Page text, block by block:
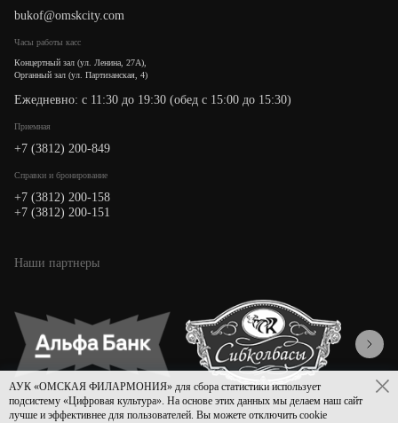
bukof@omskcity.com
Часы работы касс
Концертный зал (ул. Ленина, 27А),
Органный зал (ул. Партизанская, 4)
Ежедневно: с 11:30 до 19:30 (обед с 15:00 до 15:30)
Приемная
+7 (3812) 200-849
Cправки и бронирование
+7 (3812) 200-158
+7 (3812) 200-151
Наши партнеры
АУК «ОМСКАЯ ФИЛАРМОНИЯ» для сбора статистики использует
подсистему «Цифровая культура». На основе этих данных мы делаем наш сайт
лучше и эффективнее для пользователей. Вы можете отключить cookie